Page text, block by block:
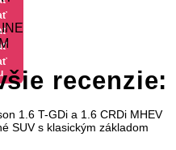
recenzie: